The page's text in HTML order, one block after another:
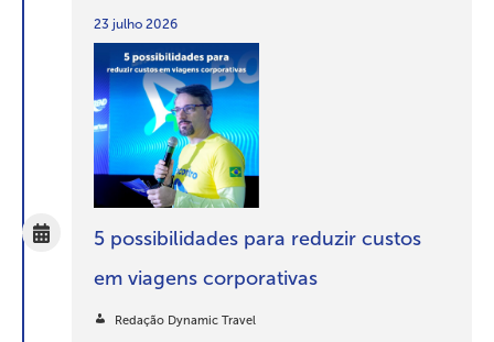
23 julho 2026
5 possibilidades para reduzir custos
em viagens corporativas
Redação Dynamic Travel